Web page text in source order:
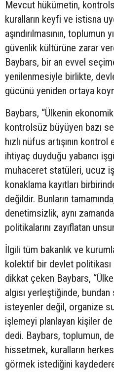
Mevcut hükümetin,
kuralların keyfi ve istisna
aşındırılmasının, toplumun
güvenlik kültürüne zarar
Baybars, bir an evvel
yenilenmesiyle birlikte,
gücünü yeniden ortaya
Baybars, “Ülkenin
kontrolsüz büyüyen bazı
hızlı nüfus artışının
ihtiyaç duyduğu yabancı
muhaceret statüleri, ucuz
konaklama kayıtları
değildir. Bunların
denetimsizlik, aynı
politikalarını zayıflatan
İlgili tüm bakanlık ve
kolektif bir devlet
dikkat çeken Baybars,
algısı yerleştiğinde, bundan
isteyenler değil, organize
işlemeyi planlayan kişiler
dedi. Baybars, toplumun,
hissetmek, kuralların
görmek istediğini